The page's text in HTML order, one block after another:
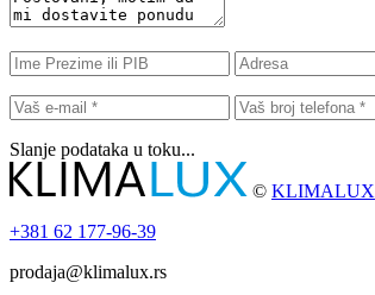
Slanje podataka u toku...
© KLIMALUX
+381 62 177-96-39
prodaja@klimalux.rs